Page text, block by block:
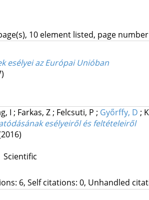
10 element listed, page
esélyei az Európai Unióban
I ; Farkas, Z; Felcsuti, P ; Győrffy, D ;
esélyeiről és feltételeiről
Scientific
6, Self citations: 0, Unhandled